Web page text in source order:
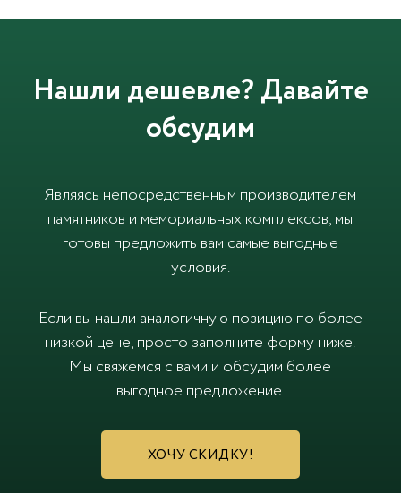
Нашли дешевле? Давайте
обсудим
Являясь непосредственным производителем
памятников и мемориальных комплексов, мы
готовы предложить вам самые выгодные
условия.
Если вы нашли аналогичную позицию по более
низкой цене, просто заполните форму ниже.
Мы свяжемся с вами и обсудим более
выгодное предложение.
ХОЧУ СКИДКУ!